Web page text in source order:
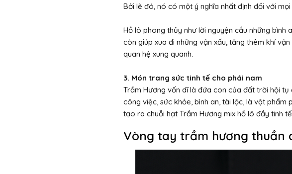
Bởi lẽ đó, nó có một ý nghĩa nhất định đối với mọi
Hồ lô phong thủy như lời nguyện cầu những bình
còn giúp xua đi những vận xấu, tăng thêm khí
quan hệ xung quanh.
3. Món trang sức tinh tế cho phái nam
Trầm Hương vốn dĩ là đứa con của đất trời hội
công việc, sức khỏe, bình an, tài lộc, là vật
tạo ra chuỗi hạt Trầm Hương mix hồ lô đầy tinh
Vòng tay trầm hương thuần